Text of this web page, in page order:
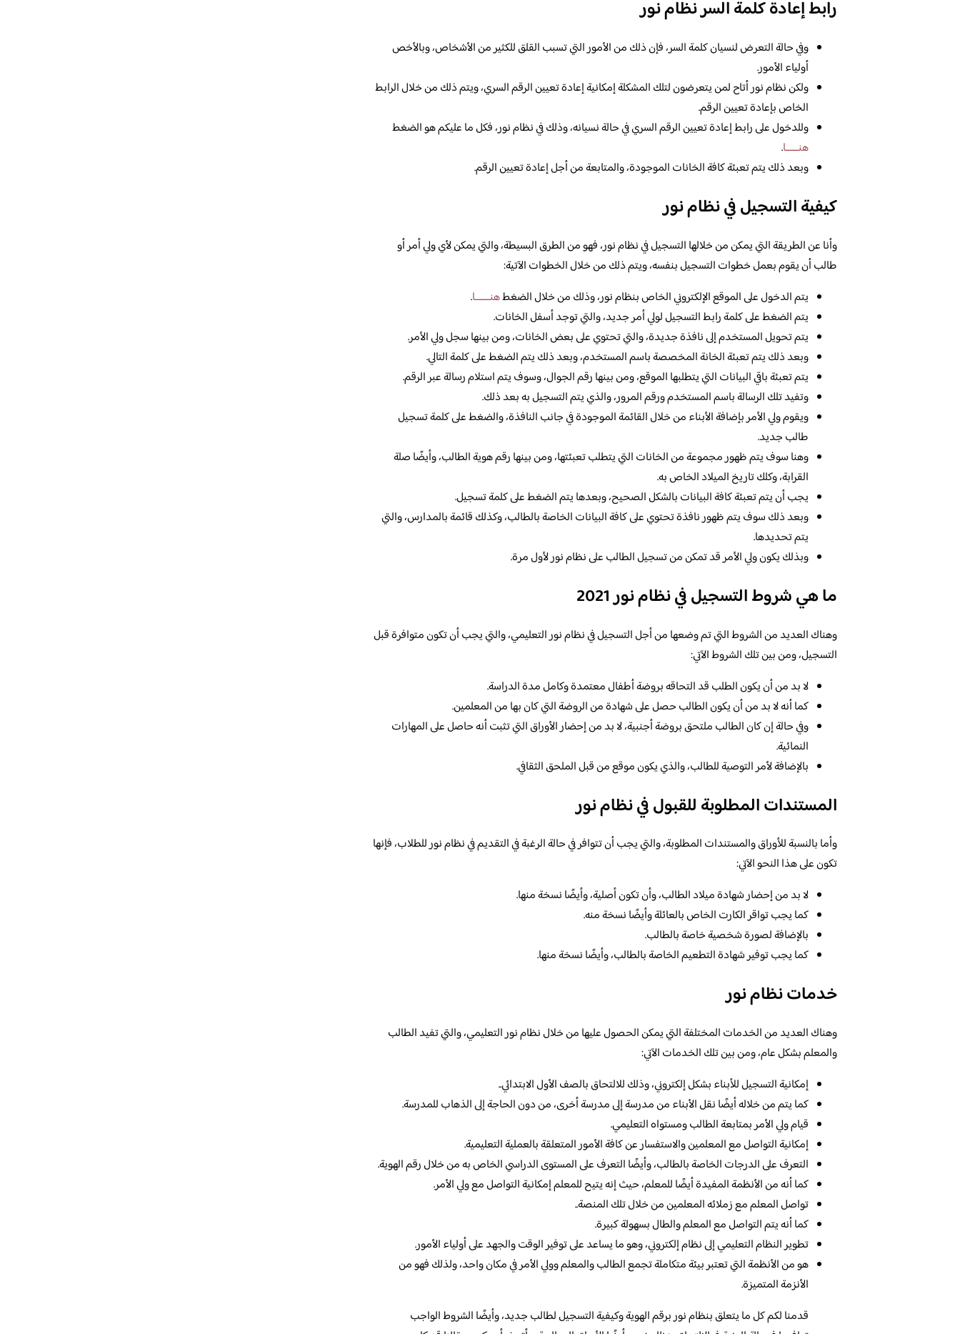
رابط إعادة كلمة السر نظام نور
وفي حالة التعرض لنسيان كلمة السر، فإن ذلك من الأمور التي تسبب القلق للكثير من الأشخاص، وبالأخص
أولياء الأمور.
ولكن نظام نور أتاح لمن يتعرضون لتلك المشكلة إمكانية إعادة تعيين الرقم السري، ويتم ذلك من خلال الرابط
الخاص بإعادة تعيين الرقم.
وللدخول على رابط إعادة تعيين الرقم السري في حالة نسيانه، وذلك في نظام نور، فكل ما عليكم هو الضغط
هنــــــا.
وبعد ذلك يتم تعبئة كافة الخانات الموجودة، والمتابعة من أجل إعادة تعيين الرقم.
كيفية التسجيل في نظام نور
وأنا عن الطريقة التي يمكن من خلالها التسجيل في نظام نور، فهو من الطرق البسيطة، والتي يمكن لأي ولي أمر أو
طالب أن يقوم بعمل خطوات التسجيل بنفسه، ويتم ذلك من خلال الخطوات الآتية:
يتم الدخول على الموقع الإلكتروني الخاص بنظام نور، وذلك من خلال الضغطهنـــــــا.
يتم الضغط على كلمة رابط التسجيل لولي أمر جديد، والتي توجد أسفل الخانات.
يتم تحويل المستخدم إلى نافذة جديدة، والتي تحتوي على بعض الخانات، ومن بينها سجل ولي الأمر.
وبعد ذلك يتم تعبئة الخانة المخصصة باسم المستخدم، وبعد ذلك يتم الضغط على كلمة التالي.
يتم تعبئة باقي البيانات التي يتطلبها الموقع، ومن بينها رقم الجوال، وسوف يتم استلام رسالة عبر الرقم.
وتفيد تلك الرسالة باسم المستخدم ورقم المرور، والذي يتم التسجيل به بعد ذلك.
ويقوم ولي الأمر بإضافة الأبناء من خلال القائمة الموجودة في جانب النافذة، والضغط على كلمة تسجيل
طالب جديد.
وهنا سوف يتم ظهور مجموعة من الخانات التي يتطلب تعبئتها، ومن بينها رقم هوية الطالب، وأيضًا صلة
القرابة، وكلك تاريخ الميلاد الخاص به.
يجب أن يتم تعبئة كافة البيانات بالشكل الصحيح، وبعدها يتم الضغط على كلمة تسجيل.
وبعد ذلك سوف يتم ظهور نافذة تحتوي على كافة البيانات الخاصة بالطالب، وكذلك قائمة بالمدارس، والتي
يتم تحديدها.
وبذلك يكون ولي الأمر قد تمكن من تسجيل الطالب على نظام نور لأول مرة.
ما هي شروط التسجيل في نظام نور 2021
وهناك العديد من الشروط التي تم وضعها من أجل التسجيل في نظام نور التعليمي، والتي يجب أن تكون متوافرة قبل
التسجيل، ومن بين تلك الشروط الآتي:
لا بد من أن يكون الطلب قد التحاقه بروضة أطفال معتمدة وكامل مدة الدراسة.
كما أنه لا بد من أن يكون الطالب حصل على شهادة من الروضة التي كان بها من المعلمين.
وفي حالة إن كان الطالب ملتحق بروضة أجنبية، لا بد من إحضار الأوراق التي تثبت أنه حاصل على المهارات
النمائية.
بالإضافة لأمر التوصية للطالب، والذي يكون موقع من قبل الملحق الثقافي.
المستندات المطلوبة للقبول في نظام نور
وأما بالنسبة للأوراق والمستندات المطلوبة، والتي يجب أن تتوافر في حالة الرغبة في التقديم في نظام نور للطلاب، فإنها
تكون على هذا النحو الآتي:
لا بد من إحضار شهادة ميلاد الطالب، وأن تكون أصلية، وأيضًا نسخة منها.
كما يجب تواقر الكارت الخاص بالعائلة وأيضًا نسخة منه.
بالإضافة لصورة شخصية خاصة بالطالب.
كما يجب توفير شهادة التطعيم الخاصة بالطالب، وأيضًا نسخة منها.
خدمات نظام نور
وهناك العديد من الخدمات المختلفة التي يمكن الحصول عليها من خلال نظام نور التعليمي، والتي تفيد الطالب
والمعلم بشكل عام، ومن بين تلك الخدمات الآتي:
إمكانية التسجيل للأبناء بشكل إلكتروني، وذلك للالتحاق بالصف الأول الابتدائي..
كما يتم من خلاله أيضًا نقل الأبناء من مدرسة إلى مدرسة أخرى، من دون الحاجة إلى الذهاب للمدرسة.
قيام ولي الأمر بمتابعة الطالب ومستواه التعليمي.
إمكانية التواصل مع المعلمين والاستفسار عن كافة الأمور المتعلقة بالعملية التعليمية.
التعرف على الدرجات الخاصة بالطالب، وأيضًا التعرف على المستوى الدراسي الخاص به من خلال رقم الهوية.
كما أنه من الأنظمة المفيدة أيضًا للمعلم، حيث إنه يتيح للمعلم إمكانية التواصل مع ولي الأمر.
تواصل المعلم مع زملائه المعلمين من خلال تلك المنصة..
كما أنه يتم التواصل مع المعلم والطال بسهولة كبيرة.
تطوير النظام التعليمي إلى نظام إلكتروني، وهو ما يساعد على توفير الوقت والجهد على أولياء الأمور.
هو من الأنظمة التي تعتبر بيئة متكاملة تجمع الطالب والمعلم وولي الأمر في مكان واحد، ولذلك فهو من
الأنزمة المتميزة.
قدمنا لكم كل ما يتعلق بنظام نور برقم الهوية وكيفية التسجيل لطالب جديد، وأيضًا الشروط الواجب